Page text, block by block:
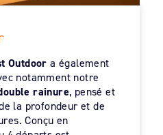
Outdoor a également
notamment notre
rainure, pensé et
la profondeur et de
Conçu en